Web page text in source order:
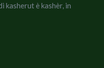
kasherut è kashèr, in